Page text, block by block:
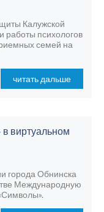
Калужской
работы психологов
семей на
читать дальше
виртуальном
города Обнинска
Международную